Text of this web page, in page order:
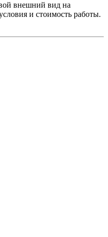
внешний вид на
и стоимость работы.